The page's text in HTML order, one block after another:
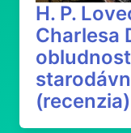
H. P.
Charlesa
(recenzia)